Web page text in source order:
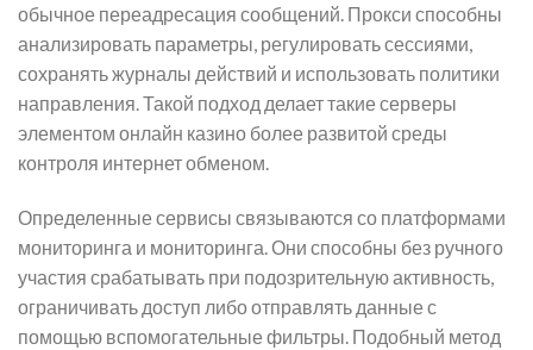
обычное переадресация сообщений. Прокси способны
анализировать параметры, регулировать сессиями,
сохранять журналы действий и использовать политики
направления. Такой подход делает такие серверы
элементом онлайн казино более развитой среды
контроля интернет обменом.
Определенные сервисы связываются со платформами
мониторинга и мониторинга. Они способны без ручного
участия срабатывать при подозрительную активность,
ограничивать доступ либо отправлять данные с
помощью вспомогательные фильтры. Подобный метод